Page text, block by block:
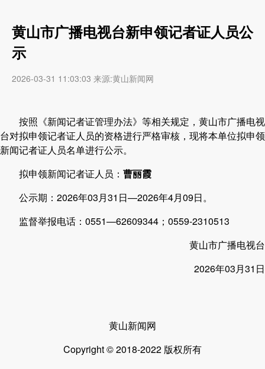
黄山市广播电视台新申领记者证人员公
示
2026-03-31 11:03:03 来源:黄山新闻网
按照《新闻记者证管理办法》等相关规定，黄山市广播电视
台对拟申领记者证人员的资格进行严格审核，现将本单位拟申领
新闻记者证人员名单进行公示。
拟申领新闻记者证人员： 曹丽霞
公示期：2026年03月31日—2026年4月09日。
监督举报电话：0551—62609344；0559-2310513
黄山市广播电视台
2026年03月31日
黄山新闻网
Copyright © 2018-2022 版权所有